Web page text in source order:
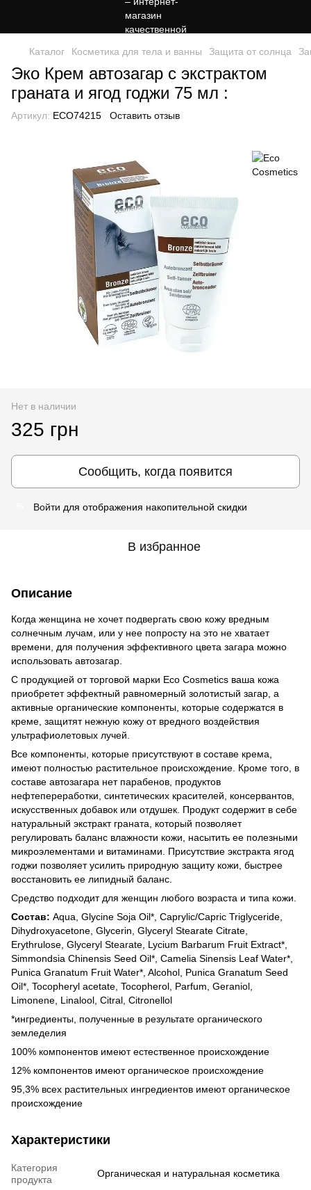
Каталог Косметика для тела и ванны Защита от солнца
Эко Крем автозагар с экстрактом
граната и ягод годжи 75 мл :
Артикул: ECO74215 Оставить отзыв
Нет в наличии
325 грн
Сообщить, когда появится
Войти для отображения накопительной скидки
В избранное
Описание
Когда женщина не хочет подвергать свою кожу вредным
солнечным лучам, или у нее попросту на это не хватает
времени, для получения эффективного цвета загара можно
использовать автозагар.
С продукцией от торговой марки Eco Cosmetics ваша кожа
приобретет эффектный равномерный золотистый загар, а
активные органические компоненты, которые содержатся в
креме, защитят нежную кожу от вредного воздействия
ультрафиолетовых лучей.
Все компоненты, которые присутствуют в составе крема,
имеют полностью растительное происхождение. Кроме того, в
составе автозагара нет парабенов, продуктов
нефтепереработки, синтетических красителей, консервантов,
искусственных добавок или отдушек. Продукт содержит в себе
натуральный экстракт граната, который позволяет
регулировать баланс влажности кожи, насытить ее полезными
микроэлементами и витаминами. Присутствие экстракта ягод
годжи позволяет усилить природную защиту кожи, быстрее
восстановить ее липидный баланс.
Средство подходит для женщин любого возраста и типа кожи.
Состав: Aqua, Glycine Soja Oil*, Caprylic/Capric Triglyceride,
Dihydroxyacetone, Glycerin, Glyceryl Stearate Citrate,
Erythrulose, Glyceryl Stearate, Lycium Barbarum Fruit Extract*,
Simmondsia Chinensis Seed Oil*, Camelia Sinensis Leaf Water*,
Punica Granatum Fruit Water*, Alcohol, Punica Granatum Seed
Oil*, Tocopheryl acetate, Tocopherol, Parfum, Geraniol,
Limonene, Linalool, Citral, Citronellol
*ингредиенты, полученные в результате органического
земледелия
100% компонентов имеют естественное происхождение
12% компонентов имеют органическое происхождение
95,3% всех растительных ингредиентов имеют органическое
происхождение
Характеристики
Категория
продукта
Органическая и натуральная косметика